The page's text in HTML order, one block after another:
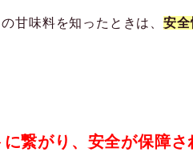
甘味料を知ったときは、 安全
に繋がり、安全が保障さ